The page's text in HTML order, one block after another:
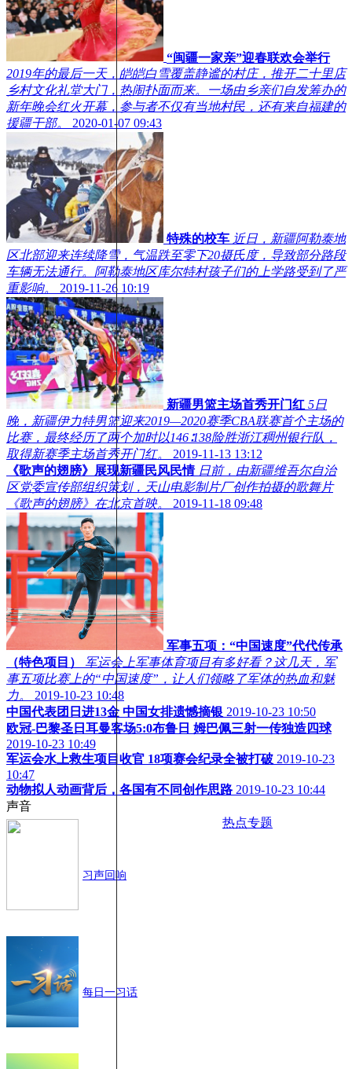
“闽疆一家亲”迎春联欢会举行
2019年的最后一天，皑皑白雪覆盖静谧的村庄，推开二十里店
乡村文化礼堂大门，热闹扑面而来。一场由乡亲们自发筹办的
新年晚会红火开幕，参与者不仅有当地村民，还有来自福建的
援疆干部。 2020-01-07 09:43
特殊的校车 近日，新疆阿勒泰地
区北部迎来连续降雪，气温跌至零下20摄氏度，导致部分路段
车辆无法通行。阿勒泰地区库尔特村孩子们的上学路受到了严
重影响。 2019-11-26 10:19
新疆男篮主场首秀开门红 5日
晚，新疆伊力特男篮迎来2019—2020赛季CBA联赛首个主场的
比赛，最终经历了两个加时以146∶138险胜浙江稠州银行队，
取得新赛季主场首秀开门红。 2019-11-13 13:12
《歌声的翅膀》展现新疆民风民情 日前，由新疆维吾尔自治
区党委宣传部组织策划，天山电影制片厂创作拍摄的歌舞片
《歌声的翅膀》在北京首映。 2019-11-18 09:48
军事五项：“中国速度”代代传承
（特色项目）
军运会上军事体育项目有多好看？这几天，军
事五项比赛上的“中国速度”，让人们领略了军体的热血和魅
力。 2019-10-23 10:48
中国代表团日进13金 中国女排遗憾摘银 2019-10-23 10:50
欧冠-巴黎圣日耳曼客场5:0布鲁日 姆巴佩三射一传独造四球
2019-10-23 10:49
军运会水上救生项目收官 18项赛会纪录全被打破 2019-10-23
10:47
动物拟人动画背后，各国有不同创作思路 2019-10-23 10:44
声音
习声回响
每日一习话
热点专题